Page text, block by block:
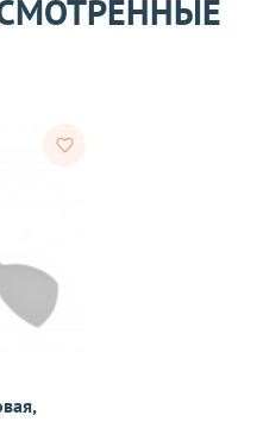
Возврат/Обмен
оплата товара.
к категориям,